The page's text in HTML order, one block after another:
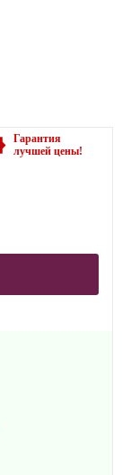
Гарантия
лучшей цены!